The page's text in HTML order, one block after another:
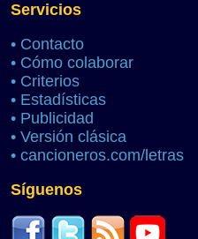
Servicios
• Contacto
• Cómo colaborar
• Criterios
• Estadísticas
• Publicidad
• Versión clásica
• cancioneros.com/letras
Síguenos